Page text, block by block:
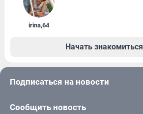
irina,64
Начать знакомиться
Подписаться на новости
Сообщить новость